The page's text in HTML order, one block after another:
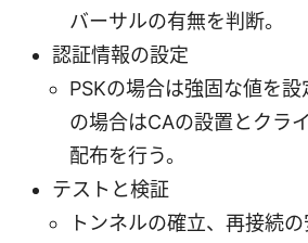
バーサルの有無を判断。
認証情報の設定
PSKの場合は強固な値を
の場合はCAの設置とクラ
配布を行う。
テストと検証
トンネルの確立、再接続